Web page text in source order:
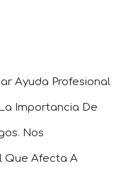
Ayuda Profesional
Importancia De
Nos
Que Afecta A